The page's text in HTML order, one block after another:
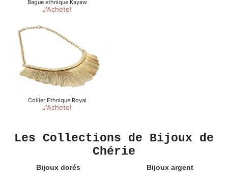
Les Collections de Bijoux de
Chérie
Bijoux dorés Bijoux argent